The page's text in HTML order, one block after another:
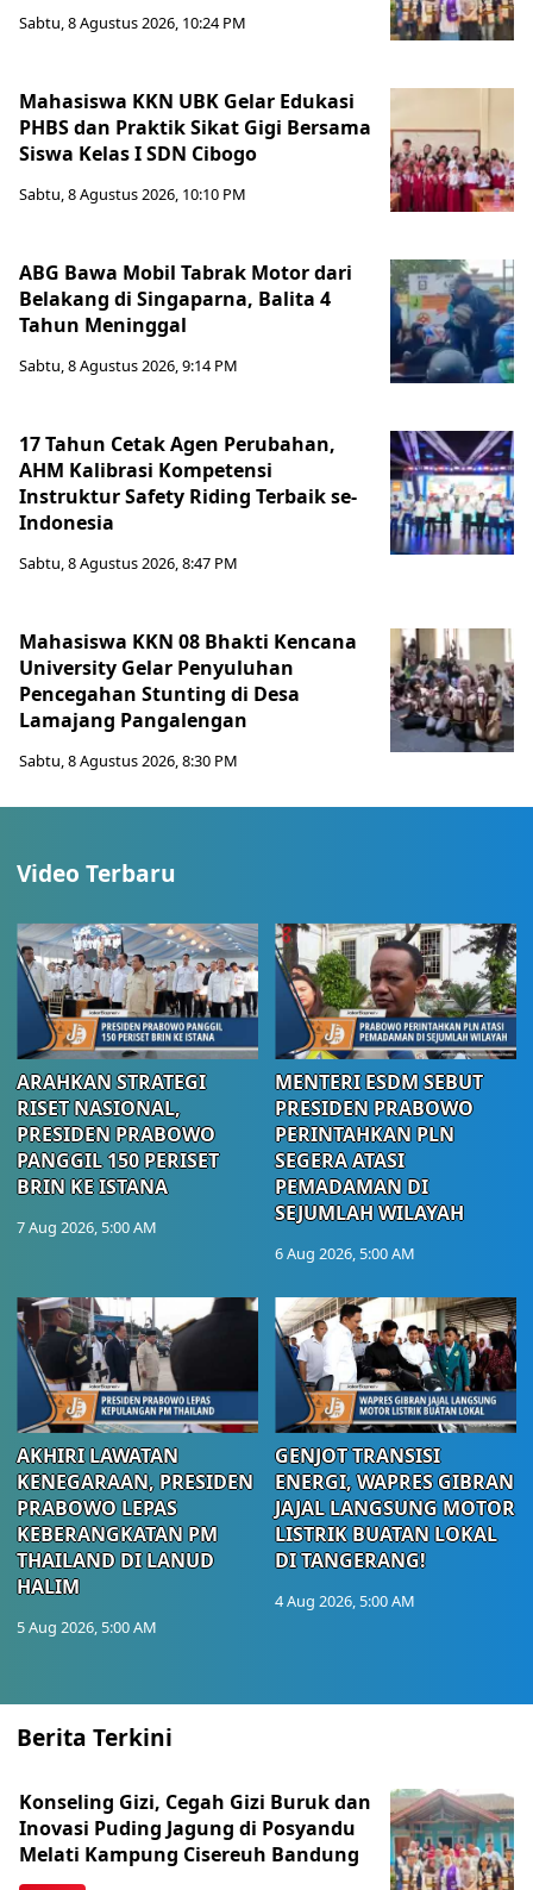
Sabtu, 8 Agustus 2026, 10:24 PM
Mahasiswa KKN UBK Gelar Edukasi
PHBS dan Praktik Sikat Gigi Bersama
Siswa Kelas I SDN Cibogo
Sabtu, 8 Agustus 2026, 10:10 PM
ABG Bawa Mobil Tabrak Motor dari
Belakang di Singaparna, Balita 4
Tahun Meninggal
Sabtu, 8 Agustus 2026, 9:14 PM
17 Tahun Cetak Agen Perubahan,
AHM Kalibrasi Kompetensi
Instruktur Safety Riding Terbaik se-
Indonesia
Sabtu, 8 Agustus 2026, 8:47 PM
Mahasiswa KKN 08 Bhakti Kencana
University Gelar Penyuluhan
Pencegahan Stunting di Desa
Lamajang Pangalengan
Sabtu, 8 Agustus 2026, 8:30 PM
Video Terbaru
ARAHKAN STRATEGI
RISET NASIONAL,
PRESIDEN PRABOWO
PANGGIL 150 PERISET
BRIN KE ISTANA
7 Aug 2026, 5:00 AM
MENTERI ESDM SEBUT
PRESIDEN PRABOWO
PERINTAHKAN PLN
SEGERA ATASI
PEMADAMAN DI
SEJUMLAH WILAYAH
6 Aug 2026, 5:00 AM
AKHIRI LAWATAN
KENEGARAAN, PRESIDEN
PRABOWO LEPAS
KEBERANGKATAN PM
THAILAND DI LANUD
HALIM
5 Aug 2026, 5:00 AM
GENJOT TRANSISI
ENERGI, WAPRES GIBRAN
JAJAL LANGSUNG MOTOR
LISTRIK BUATAN LOKAL
DI TANGERANG!
4 Aug 2026, 5:00 AM
Berita Terkini
Konseling Gizi, Cegah Gizi Buruk dan
Inovasi Puding Jagung di Posyandu
Melati Kampung Cisereuh Bandung